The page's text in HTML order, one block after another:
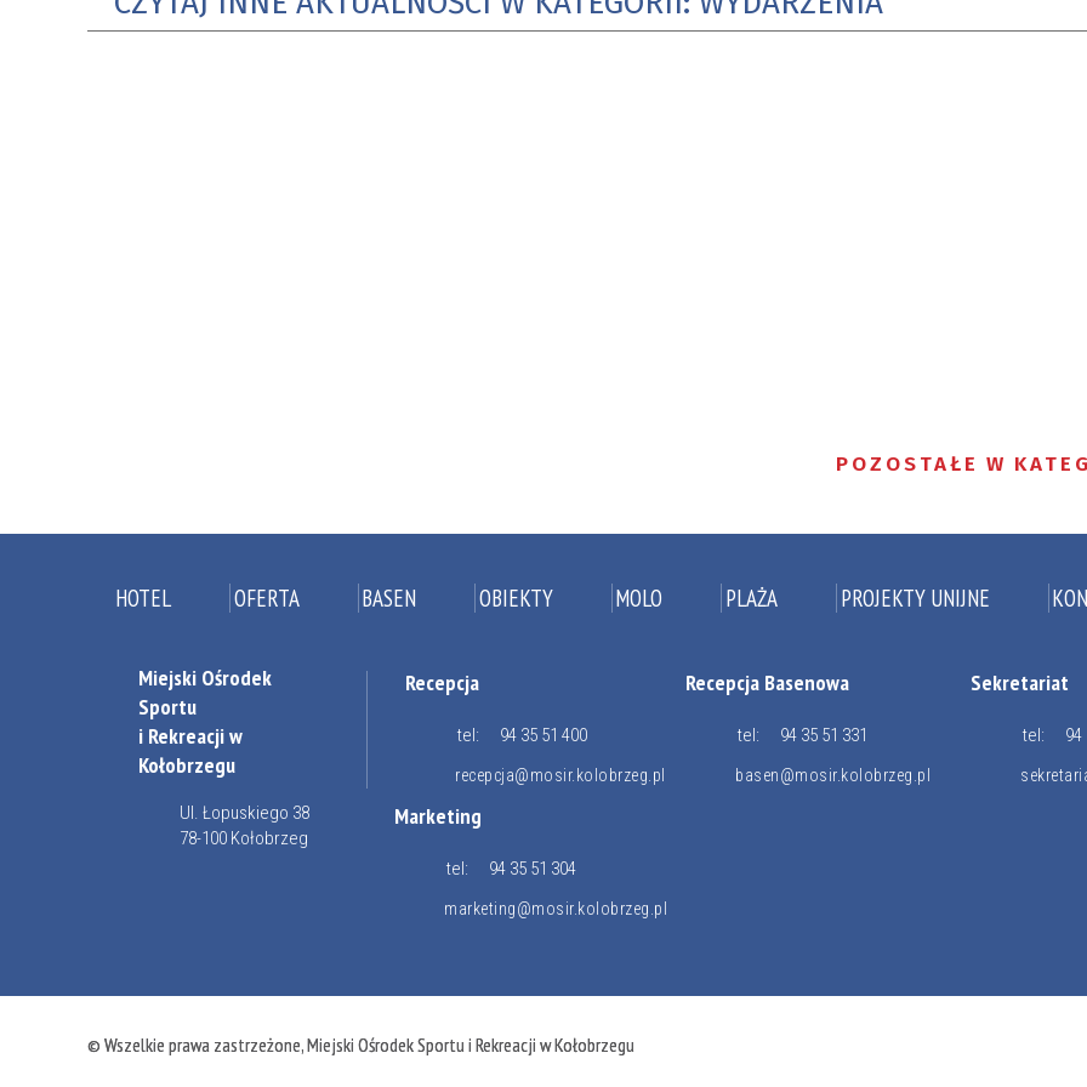
POZOSTAŁE W
HOTEL OFERTA BASEN OBIEKTY MOLO PLAŻA PROJEKTY UNIJNE
Miejski Ośrodek
Sportu
i Rekreacji w
Kołobrzegu
Ul. Łopuskiego 38
78-100 Kołobrzeg
Recepcja
tel: 94 35 51 400
recepcja@mosir.kolobrzeg.pl
Recepcja Basenowa
tel: 94 35 51 331
basen@mosir.kolobrzeg.pl
Sekretariat
tel: 94
Marketing
tel: 94 35 51 304
marketing@mosir.kolobrzeg.pl
© Wszelkie prawa zastrzeżone, Miejski Ośrodek Sportu i Rekreacji w Kołobrzegu